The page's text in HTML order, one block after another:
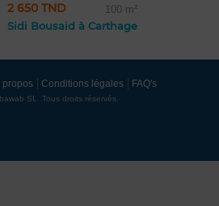
2 650 TND 100 m²
Sidi Bousaid à Carthage
propos Conditions légales FAQ's
SL. Tous droits réservés.